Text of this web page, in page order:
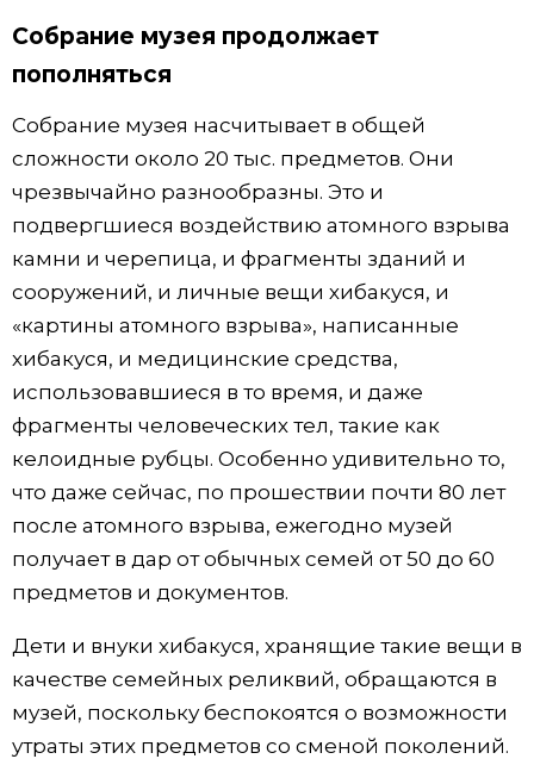
Собрание музея продолжает
пополняться
Собрание музея насчитывает в общей
сложности около 20 тыс. предметов. Они
чрезвычайно разнообразны. Это и
подвергшиеся воздействию атомного взрыва
камни и черепица, и фрагменты зданий и
сооружений, и личные вещи хибакуся, и
«картины атомного взрыва», написанные
хибакуся, и медицинские средства,
использовавшиеся в то время, и даже
фрагменты человеческих тел, такие как
келоидные рубцы. Особенно удивительно то,
что даже сейчас, по прошествии почти 80 лет
после атомного взрыва, ежегодно музей
получает в дар от обычных семей от 50 до 60
предметов и документов.
Дети и внуки хибакуся, хранящие такие вещи в
качестве семейных реликвий, обращаются в
музей, поскольку беспокоятся о возможности
утраты этих предметов со сменой поколений.